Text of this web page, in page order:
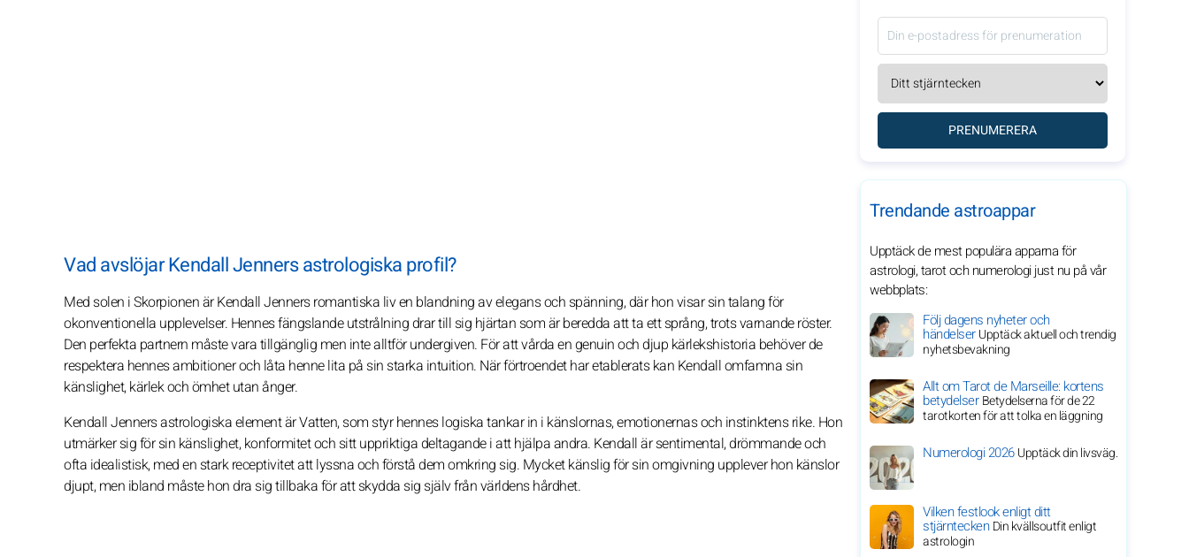
Vad avslöjar Kendall Jenners astrologiska profil?
Med solen i Skorpionen är Kendall Jenners romantiska liv en blandning av elegans och spänning, där hon visar sin talang för
okonventionella upplevelser. Hennes fängslande utstrålning drar till sig hjärtan som är beredda att ta ett språng, trots varnande röster.
Den perfekta partnern måste vara tillgänglig men inte alltför undergiven. För att vårda en genuin och djup kärlekshistoria behöver de
respektera hennes ambitioner och låta henne lita på sin starka intuition. När förtroendet har etablerats kan Kendall omfamna sin
känslighet, kärlek och ömhet utan ånger.
Kendall Jenners astrologiska element är Vatten, som styr hennes logiska tankar in i känslornas, emotionernas och instinktens rike. Hon
utmärker sig för sin känslighet, konformitet och sitt uppriktiga deltagande i att hjälpa andra. Kendall är sentimental, drömmande och
ofta idealistisk, med en stark receptivitet att lyssna och förstå dem omkring sig. Mycket känslig för sin omgivning upplever hon känslor
djupt, men ibland måste hon dra sig tillbaka för att skydda sig själv från världens hårdhet.
PRENUMERERA
Trendande astroappar
Upptäck de mest populära apparna för
astrologi, tarot och numerologi just nu på vår
webbplats:
Följ dagens nyheter och
händelserUpptäck aktuell och trendig
nyhetsbevakning
Allt om Tarot de Marseille: kortens
betydelserBetydelserna för de 22
tarotkorten för att tolka en läggning
Numerologi 2026Upptäck din livsväg.
Vilken festlook enligt ditt
stjärnteckenDin kvällsoutfit enligt
astrologin